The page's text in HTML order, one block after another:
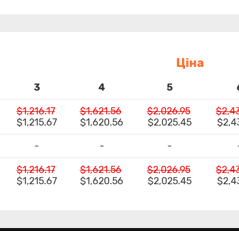
Ціна
3 4 5
$1,216.17
$1,215.67
$1,621.56
$1,620.56
$2,026.95
$2,025.45
- - -
$1,216.17
$1,215.67
$1,621.56
$1,620.56
$2,026.95
$2,025.45